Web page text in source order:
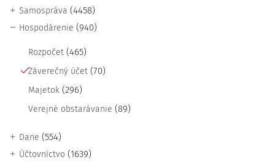
Samospráva (4458)
Hospodárenie (940)
Rozpočet (465)
Záverečný účet (70)
Majetok (296)
Verejné obstarávanie (89)
Dane (554)
Účtovníctvo (1639)